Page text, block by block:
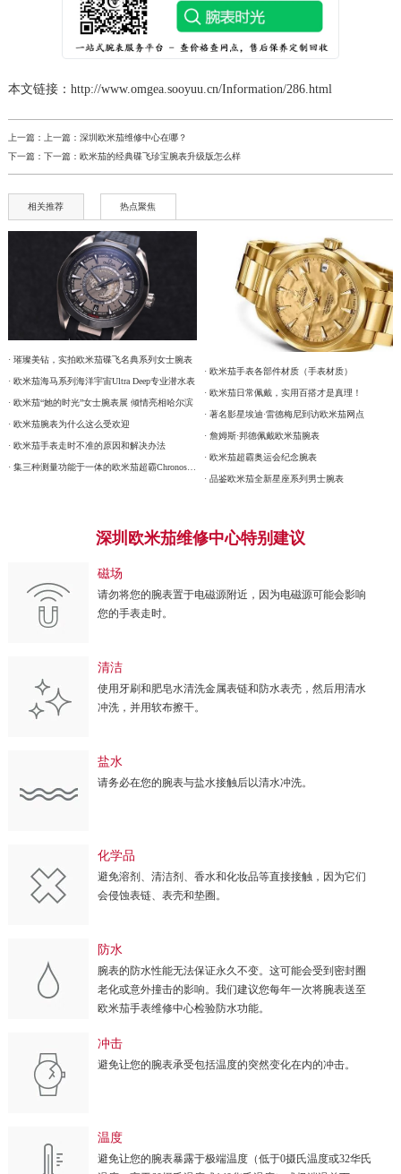
本文链接：http://www.omgea.sooyuu.cn/Information/286.html
上一篇：上一篇： 深圳欧米茄维修中心在哪？
下一篇：下一篇： 欧米茄的经典碟飞珍宝腕表升级版怎么样
相关推荐 热点聚焦
· 璀璨美钻，实拍欧米茄碟飞名典系列女士腕表
· 欧米茄海马系列海洋宇宙Ultra Deep专业潜水表
· 欧米茄“她的时光”女士腕表展 倾情亮相哈尔滨
· 欧米茄腕表为什么这么受欢迎
· 欧米茄手表走时不准的原因和解决办法
· 集三种测量功能于一体的欧米茄超霸Chronoscope腕表
· 欧米茄手表各部件材质（手表材质）
· 欧米茄日常佩戴，实用百搭才是真理！
· 著名影星埃迪·雷德梅尼到访欧米茄网点
· 詹姆斯·邦德佩戴欧米茄腕表
· 欧米茄超霸奥运会纪念腕表
· 品鉴欧米茄全新星座系列男士腕表
深圳欧米茄维修中心特别建议
磁场
请勿将您的腕表置于电磁源附近，因为电磁源可能会影响
您的手表走时。
清洁
使用牙刷和肥皂水清洗金属表链和防水表壳，然后用清水
冲洗，并用软布擦干。
盐水
请务必在您的腕表与盐水接触后以清水冲洗。
化学品
避免溶剂、清洁剂、香水和化妆品等直接接触，因为它们
会侵蚀表链、表壳和垫圈。
防水
腕表的防水性能无法保证永久不变。这可能会受到密封圈
老化或意外撞击的影响。我们建议您每年一次将腕表送至
欧米茄手表维修中心检验防水功能。
冲击
避免让您的腕表承受包括温度的突然变化在内的冲击。
温度
避免让您的腕表暴露于极端温度（低于0摄氏温度或32华氏